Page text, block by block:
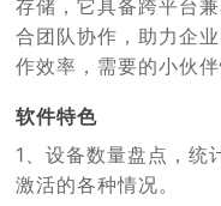
存储，它具备跨平台
合团队协作，助力企
作效率，需要的小伙伴
软件特色
1、设备数量盘点，统
激活的各种情况。